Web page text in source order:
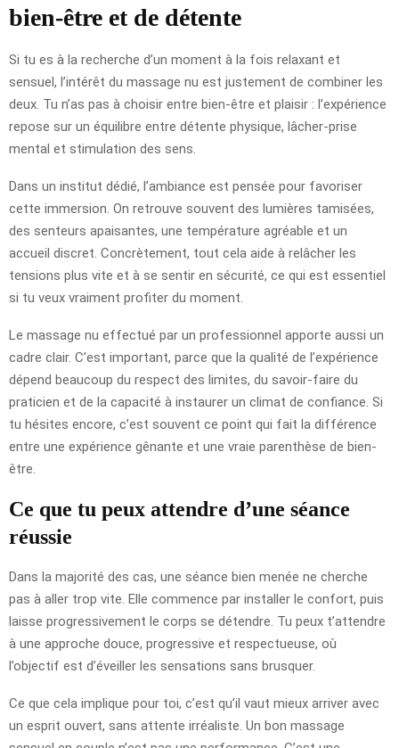
bien-être et de détente
Si tu es à la recherche d’un moment à la fois relaxant et
sensuel, l’intérêt du massage nu est justement de combiner les
deux. Tu n’as pas à choisir entre bien-être et plaisir : l’expérience
repose sur un équilibre entre détente physique, lâcher-prise
mental et stimulation des sens.
Dans un institut dédié, l’ambiance est pensée pour favoriser
cette immersion. On retrouve souvent des lumières tamisées,
des senteurs apaisantes, une température agréable et un
accueil discret. Concrètement, tout cela aide à relâcher les
tensions plus vite et à se sentir en sécurité, ce qui est essentiel
si tu veux vraiment profiter du moment.
Le massage nu effectué par un professionnel apporte aussi un
cadre clair. C’est important, parce que la qualité de l’expérience
dépend beaucoup du respect des limites, du savoir-faire du
praticien et de la capacité à instaurer un climat de confiance. Si
tu hésites encore, c’est souvent ce point qui fait la différence
entre une expérience gênante et une vraie parenthèse de bien-
être.
Ce que tu peux attendre d’une séance
réussie
Dans la majorité des cas, une séance bien menée ne cherche
pas à aller trop vite. Elle commence par installer le confort, puis
laisse progressivement le corps se détendre. Tu peux t’attendre
à une approche douce, progressive et respectueuse, où
l’objectif est d’éveiller les sensations sans brusquer.
Ce que cela implique pour toi, c’est qu’il vaut mieux arriver avec
un esprit ouvert, sans attente irréaliste. Un bon massage